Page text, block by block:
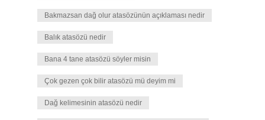
Bakmazsan dağ olur atasözünün açıklaması nedir
Balık atasözü nedir
Bana 4 tane atasözü söyler misin
Çok gezen çok bilir atasözü mü deyim mi
Dağ kelimesinin atasözü nedir